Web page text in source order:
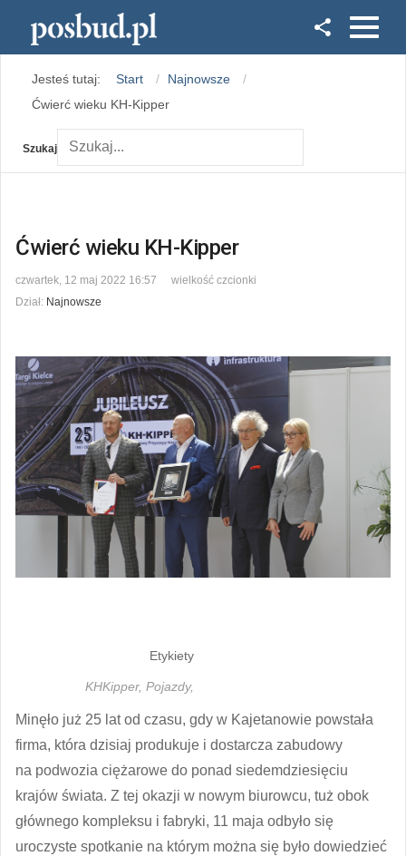
Instagram
Jesteś tutaj: Start
Najnowsze
Ćwierć wieku KH-Kipper
Szukaj
Ćwierć wieku KH-Kipper
czwartek, 12 maj 2022 16:57
wielkość czcionki
Dział: Najnowsze
Etykiety
KHKipper, Pojazdy,
Minęło już 25 lat od czasu, gdy w Kajetanowie powstała
firma, która dzisiaj produkuje i dostarcza zabudowy
na podwozia ciężarowe do ponad siedemdziesięciu
krajów świata. Z tej okazji w nowym biurowcu, tuż obok
głównego kompleksu i fabryki, 11 maja odbyło się
uroczyste spotkanie na którym można się było dowiedzieć